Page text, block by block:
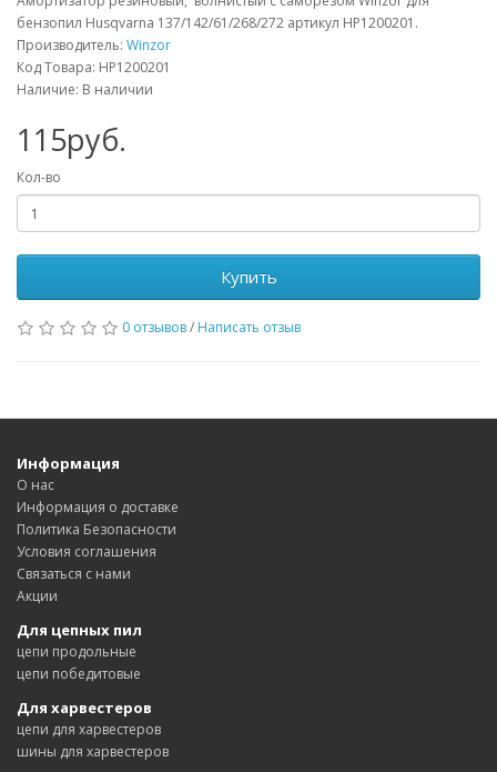
бензопил Husqvarna 137/142/61/268/272 артикул HP1200201.
Производитель: Winzor
Код Товара: HP1200201
Наличие: В наличии
115руб.
Кол-во
Купить
0 отзывов/ Написать отзыв
Информация
О нас
Информация о доставке
Политика Безопасности
Условия соглашения
Связаться с нами
Акции
Для цепных пил
цепи продольные
цепи победитовые
Для харвестеров
цепи для харвестеров
шины для харвестеров